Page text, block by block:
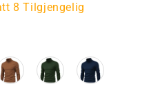
- Fortsatt 8 Tilgjengelig